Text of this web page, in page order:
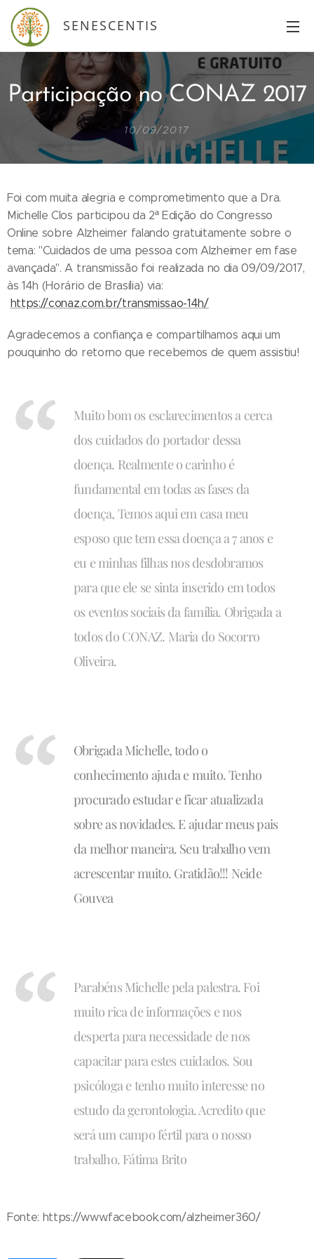
SENESCENTIS
Participação no CONAZ 2017
10/09/2017
Foi com muita alegria e comprometimento que a Dra.
Michelle Clos participou da 2ª Edição do Congresso
Online sobre Alzheimer falando gratuitamente sobre o
tema: "Cuidados de uma pessoa com Alzheimer em fase
avançada". A transmissão foi realizada no dia 09/09/2017,
às 14h (Horário de Brasília) via:
https://conaz.com.br/transmissao-14h/
Agradecemos a confiança e compartilhamos aqui um
pouquinho do retorno que recebemos de quem assistiu!
Muito bom os esclarecimentos a cerca
dos cuidados do portador dessa
doença. Realmente o carinho é
fundamental em todas as fases da
doença, Temos aqui em casa meu
esposo que tem essa doença a 7 anos e
eu e minhas filhas nos desdobramos
para que ele se sinta inserido em todos
os eventos sociais da família. Obrigada a
todos do CONAZ. Maria do Socorro
Oliveira.
Obrigada Michelle, todo o
conhecimento ajuda e muito. Tenho
procurado estudar e ficar atualizada
sobre as novidades. E ajudar meus pais
da melhor maneira. Seu trabalho vem
acrescentar muito. Gratidão!!! Neide
Gouvea
Parabéns Michelle pela palestra. Foi
muito rica de informações e nos
desperta para necessidade de nos
capacitar para estes cuidados. Sou
psicóloga e tenho muito interesse no
estudo da gerontologia. Acredito que
será um campo fértil para o nosso
trabalho. Fátima Brito
Fonte: https://www.facebook.com/alzheimer360/